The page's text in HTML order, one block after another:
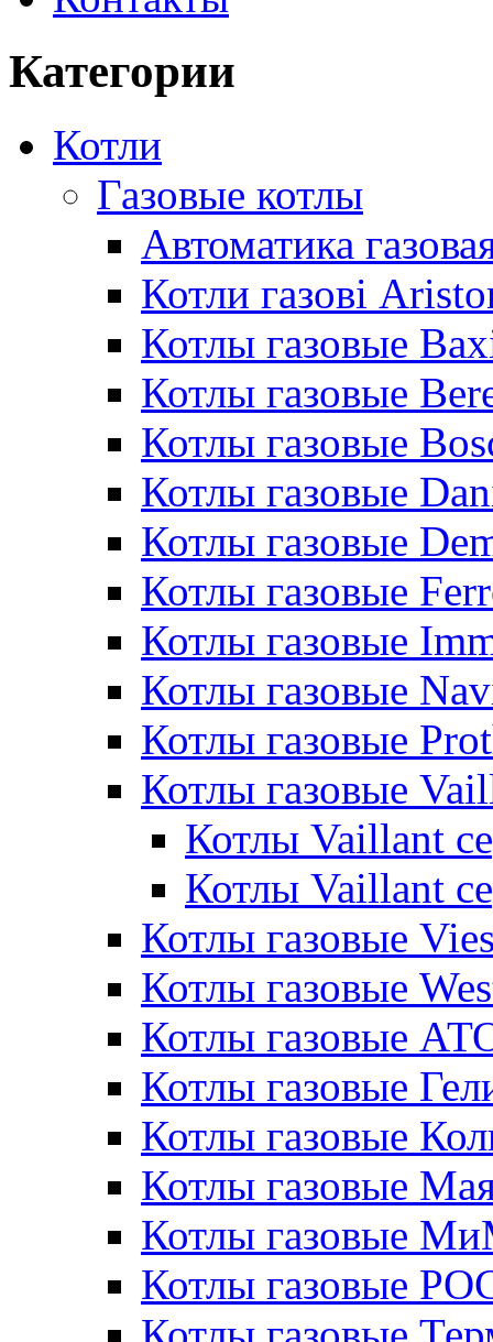
Категории
Котли
Газовые котлы
Автоматика
Котли газові
Котлы газовые
Котлы газовые
Котлы газовые
Котлы газовые
Котлы газовые
Котлы газовые
Котлы газовые
Котлы газовые
Котлы газовые
Котлы газовые
Котлы Vaillant
Котлы Vaillant
Котлы газовые
Котлы газовые
Котлы газовые
Котлы газовые
Котлы газовые
Котлы газовые
Котлы газовые
Котлы газовые